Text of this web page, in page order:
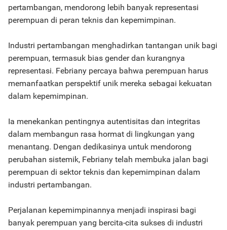
pertambangan, mendorong lebih banyak representasi
perempuan di peran teknis dan kepemimpinan.
Industri pertambangan menghadirkan tantangan unik bagi
perempuan, termasuk bias gender dan kurangnya
representasi. Febriany percaya bahwa perempuan harus
memanfaatkan perspektif unik mereka sebagai kekuatan
dalam kepemimpinan.
Ia menekankan pentingnya autentisitas dan integritas
dalam membangun rasa hormat di lingkungan yang
menantang. Dengan dedikasinya untuk mendorong
perubahan sistemik, Febriany telah membuka jalan bagi
perempuan di sektor teknis dan kepemimpinan dalam
industri pertambangan.
Perjalanan kepemimpinannya menjadi inspirasi bagi
banyak perempuan yang bercita-cita sukses di industri